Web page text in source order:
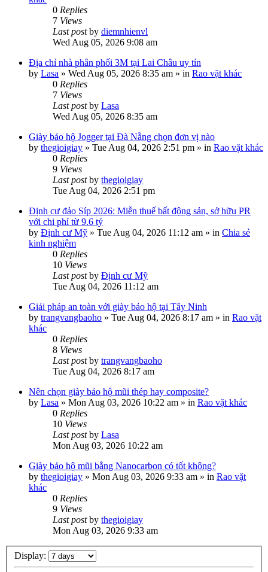
0 Replies
7 Views
Last postby diemnhienvl
Wed Aug 05, 2026 9:08 am
Địa chỉ nhà phân phối 3M tại Lai Châu uy tín
by Lasa » Wed Aug 05, 2026 8:35 am » in Rao vặt khác
0 Replies
7 Views
Last postby Lasa
Wed Aug 05, 2026 8:35 am
Giày bảo hộ Jogger tại Đà Nẵng chọn đơn vị nào
by thegioigiay » Tue Aug 04, 2026 2:51 pm » in Rao vặt khác
0 Replies
9 Views
Last postby thegioigiay
Tue Aug 04, 2026 2:51 pm
Định cư đảo Síp 2026: Miễn thuế bất động sản, sở hữu PR
với chi phí từ 9.6 tỷ
by Định cư Mỹ » Tue Aug 04, 2026 11:12 am » in Chia sẻ
kinh nghiệm
0 Replies
10 Views
Last postby Định cư Mỹ
Tue Aug 04, 2026 11:12 am
Giải pháp an toàn với giày bảo hộ tại Tây Ninh
by trangvangbaoho » Tue Aug 04, 2026 8:17 am » in Rao vặt
khác
0 Replies
8 Views
Last postby trangvangbaoho
Tue Aug 04, 2026 8:17 am
Nên chọn giày bảo hộ mũi thép hay composite?
by Lasa » Mon Aug 03, 2026 10:22 am » in Rao vặt khác
0 Replies
10 Views
Last postby Lasa
Mon Aug 03, 2026 10:22 am
Giày bảo hộ mũi bằng Nanocarbon có tốt không?
by thegioigiay » Mon Aug 03, 2026 9:33 am » in Rao vặt
khác
0 Replies
9 Views
Last postby thegioigiay
Mon Aug 03, 2026 9:33 am
Display: